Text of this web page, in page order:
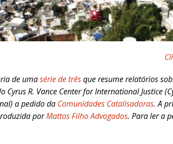
de umasérie de trêsque resume relatórios
Cyrus R. Vance Center for International Justice
a pedido da Comunidades Catalisadoras. A
porMattos Filho Advogados. Para ler a